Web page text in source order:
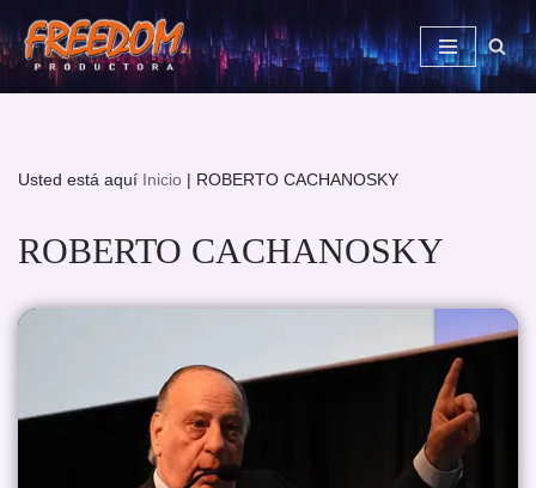
Saltar
al
Usted está aquí Inicio | ROBERTO CACHANOSKY
ROBERTO CACHANOSKY